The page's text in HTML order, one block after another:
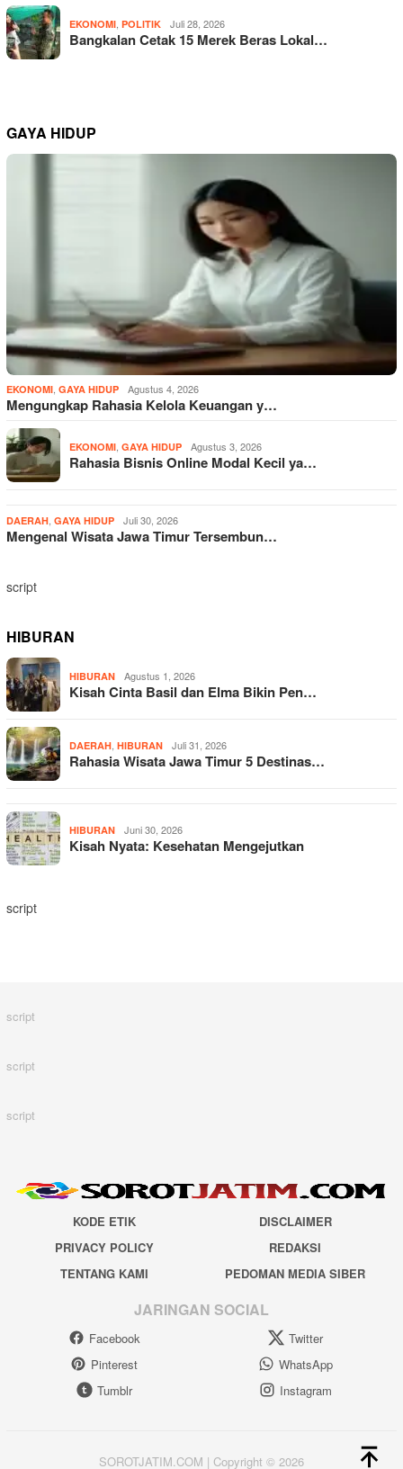
EKONOMI POLITIK Juli 28, 2026
Bangkalan Cetak 15 Merek Beras Lokal…
GAYA HIDUP
EKONOMI GAYA HIDUP Agustus 4, 2026
Mengungkap Rahasia Kelola Keuangan y…
EKONOMI GAYA HIDUP Agustus 3, 2026
Rahasia Bisnis Online Modal Kecil ya…
DAERAH GAYA HIDUP Juli 30, 2026
Mengenal Wisata Jawa Timur Tersembun…
script
HIBURAN
HIBURAN Agustus 1, 2026
Kisah Cinta Basil dan Elma Bikin Pen…
DAERAH HIBURAN Juli 31, 2026
Rahasia Wisata Jawa Timur 5 Destinas…
HIBURAN Juni 30, 2026
Kisah Nyata: Kesehatan Mengejutkan
script
script
script
script
KODE ETIK
DISCLAIMER
PRIVACY POLICY
REDAKSI
TENTANG KAMI
PEDOMAN MEDIA SIBER
JARINGAN SOCIAL
Facebook
Twitter
Pinterest
WhatsApp
Tumblr
Instagram
SOROTJATIM.COM | Copyright © 2026